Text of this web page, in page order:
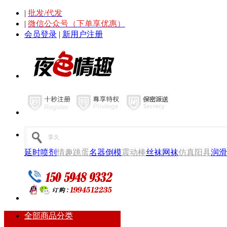
| 批发/代发
| 微信公众号（下单享优惠）
会员登录 | 新用户注册
延时喷剂情趣跳蛋名器倒模震动棒丝袜网袜仿真阳具润
全部商品分类